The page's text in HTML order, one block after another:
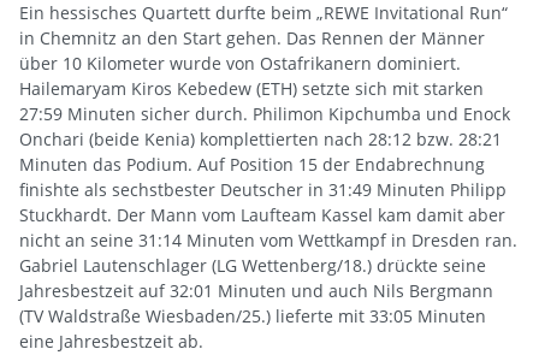
Ein hessisches Quartett durfte beim „REWE Invitational Run“
in Chemnitz an den Start gehen. Das Rennen der Männer
über 10 Kilometer wurde von Ostafrikanern dominiert.
Hailemaryam Kiros Kebedew (ETH) setzte sich mit starken
27:59 Minuten sicher durch. Philimon Kipchumba und Enock
Onchari (beide Kenia) komplettierten nach 28:12 bzw. 28:21
Minuten das Podium. Auf Position 15 der Endabrechnung
finishte als sechstbester Deutscher in 31:49 Minuten Philipp
Stuckhardt. Der Mann vom Laufteam Kassel kam damit aber
nicht an seine 31:14 Minuten vom Wettkampf in Dresden ran.
Gabriel Lautenschlager (LG Wettenberg/18.) drückte seine
Jahresbestzeit auf 32:01 Minuten und auch Nils Bergmann
(TV Waldstraße Wiesbaden/25.) lieferte mit 33:05 Minuten
eine Jahresbestzeit ab.